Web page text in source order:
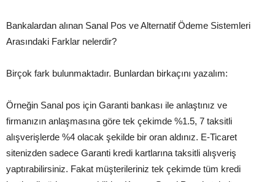
Bankalardan alınan Sanal Pos ve Alternatif Ödeme Sistemleri
Arasındaki Farklar nelerdir?
Birçok fark bulunmaktadır. Bunlardan birkaçını yazalım:
Örneğin Sanal pos için Garanti bankası ile anlaştınız ve
firmanızın anlaşmasına göre tek çekimde %1.5, 7 taksitli
alışverişlerde %4 olacak şekilde bir oran aldınız. E-Ticaret
sitenizden sadece Garanti kredi kartlarına taksitli alışveriş
yaptırabilirsiniz. Fakat müşterileriniz tek çekimde tüm kredi